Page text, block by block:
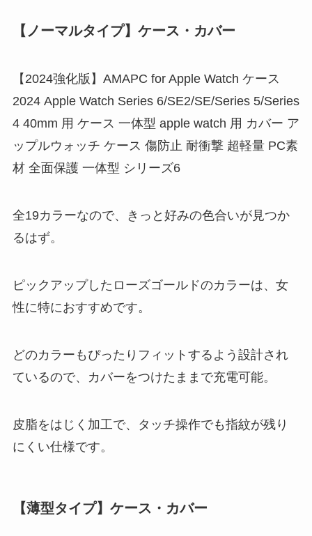
【ノーマルタイプ】ケース・カバー
【2024強化版】AMAPC for Apple Watch ケース
2024 Apple Watch Series 6/SE2/SE/Series 5/Series
4 40mm 用 ケース 一体型 apple watch 用 カバー ア
ップルウォッチ ケース 傷防止 耐衝撃 超軽量 PC素
材 全面保護 一体型 シリーズ6
全19カラーなので、きっと好みの色合いが見つか
るはず。
ピックアップしたローズゴールドのカラーは、女
性に特におすすめです。
どのカラーもぴったりフィットするよう設計され
ているので、カバーをつけたままで充電可能。
皮脂をはじく加工で、タッチ操作でも指紋が残り
にくい仕様です。
【薄型タイプ】ケース・カバー